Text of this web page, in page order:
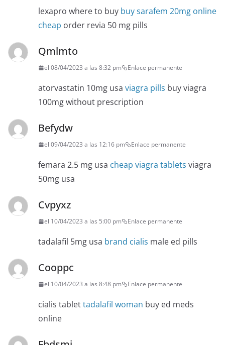
lexapro where to buy buy sarafem 20mg online
cheap order revia 50 mg pills
Qmlmto
el 08/04/2023 a las 8:32 pm Enlace permanente
atorvastatin 10mg usa viagra pills buy viagra
100mg without prescription
Befydw
el 09/04/2023 a las 12:16 pm Enlace permanente
femara 2.5 mg usa cheap viagra tablets viagra
50mg usa
Cvpyxz
el 10/04/2023 a las 5:00 pm Enlace permanente
tadalafil 5mg usa brand cialis male ed pills
Cooppc
el 10/04/2023 a las 8:48 pm Enlace permanente
cialis tablettadalafil woman buy ed meds
online